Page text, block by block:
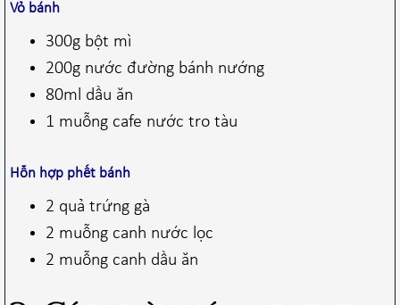
Vỏ bánh
300g bột mì
200g nước đường bánh nướng
80ml dầu ăn
1 muỗng cafe nước tro tàu
Hỗn hợp phết bánh
2 quả trứng gà
2 muỗng canh nước lọc
2 muỗng canh dầu ăn